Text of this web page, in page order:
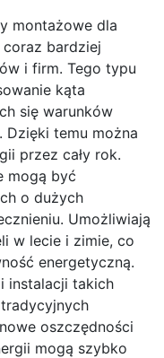
montażowe dla
bardziej
i firm. Tego typu
kąta
się warunków
temu można
przez cały rok.
mogą być
o dużych
Umożliwiają
w lecie i zimie, co
energetyczną.
instalacji takich
oszczędności
mogą szybko